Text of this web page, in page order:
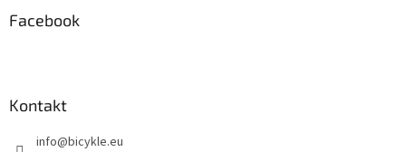
Facebook
Kontakt
info@bicykle.eu